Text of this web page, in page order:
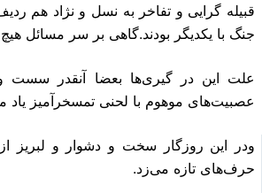
قبیله گرایی و تفاخر به نسل و نژاد هم
جنگ با یکدیگر بودند.گاهى بر سر مسائل
علت این در گیرى‌ها بعضا آنقدر سست
عصبیت‌هاى موهوم با لحنى تمسخر‌آمیز یاد
ودر این روزگار سخت و دشوار و لبریز
حرف‌هاى تازه مى‌زد.